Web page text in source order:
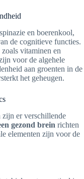
en boerenkool,
de cognitieve functies.
vitaminen en
voor de algehele
aan groenten in de
het geheugen.
zijn er verschillende
gezond brein richten
elementen zijn voor de